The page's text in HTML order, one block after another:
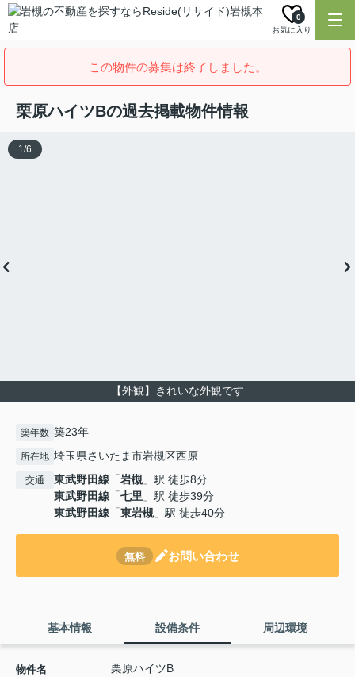
お気に入り
0
この物件の募集は終了しました。
栗原ハイツBの過去掲載物件情報
【外観】きれいな外観です
1/6
築年数 築23年
所在地 埼玉県さいたま市岩槻区西原
交通 東武野田線 「岩槻 」駅 徒歩8分
東武野田線 「七里 」駅 徒歩39分
東武野田線 「東岩槻 」駅 徒歩40分
無料 お問い合わせ
基本情報 設備条件 周辺環境
物件名 栗原ハイツB